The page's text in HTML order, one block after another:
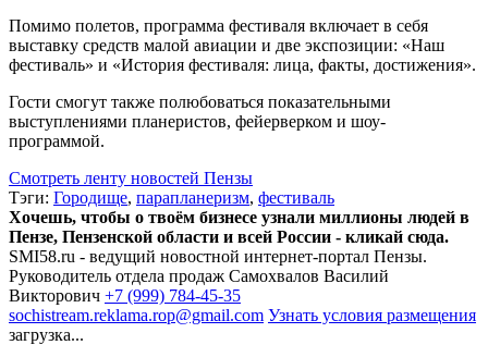
Помимо полетов, программа фестиваля включает в себя
выставку средств малой авиации и две экспозиции: «Наш
фестиваль» и «История фестиваля: лица, факты, достижения».
Гости смогут также полюбоваться показательными
выступлениями планеристов, фейерверком и шоу-
программой.
Смотреть ленту новостей Пензы
Тэги: Городище, парапланеризм, фестиваль
Хочешь, чтобы о твоём бизнесе узнали миллионы людей в
Пензе, Пензенской области и всей России - кликай сюда.
SMI58.ru - ведущий новостной интернет-портал Пензы.
Руководитель отдела продаж Самохвалов Василий
Викторович +7 (999) 784-45-35
sochistream.reklama.rop@gmail.com Узнать условия размещения
загрузка...